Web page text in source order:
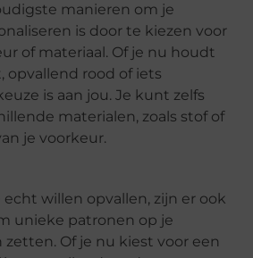
manieren om je
is door te kiezen voor
of materiaal. Of je nu houdt
opvallend rood of iets
is aan jou. Je kunt zelfs
materialen, zoals stof of
je voorkeur.
willen opvallen, zijn er ook
unieke patronen op je
Of je nu kiest voor een